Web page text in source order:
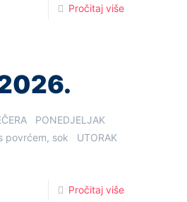
Pročitaj više
PONEDJELJAK
povrćem, sok UTORAK
Pročitaj više